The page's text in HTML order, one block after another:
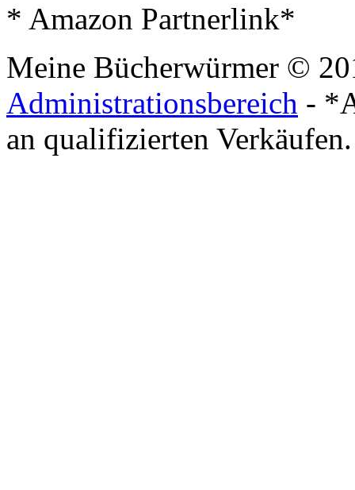
* Amazon Partnerlink*
Meine Bücherwürmer ©
Administrationsbereich -
an qualifizierten Verkäufen.